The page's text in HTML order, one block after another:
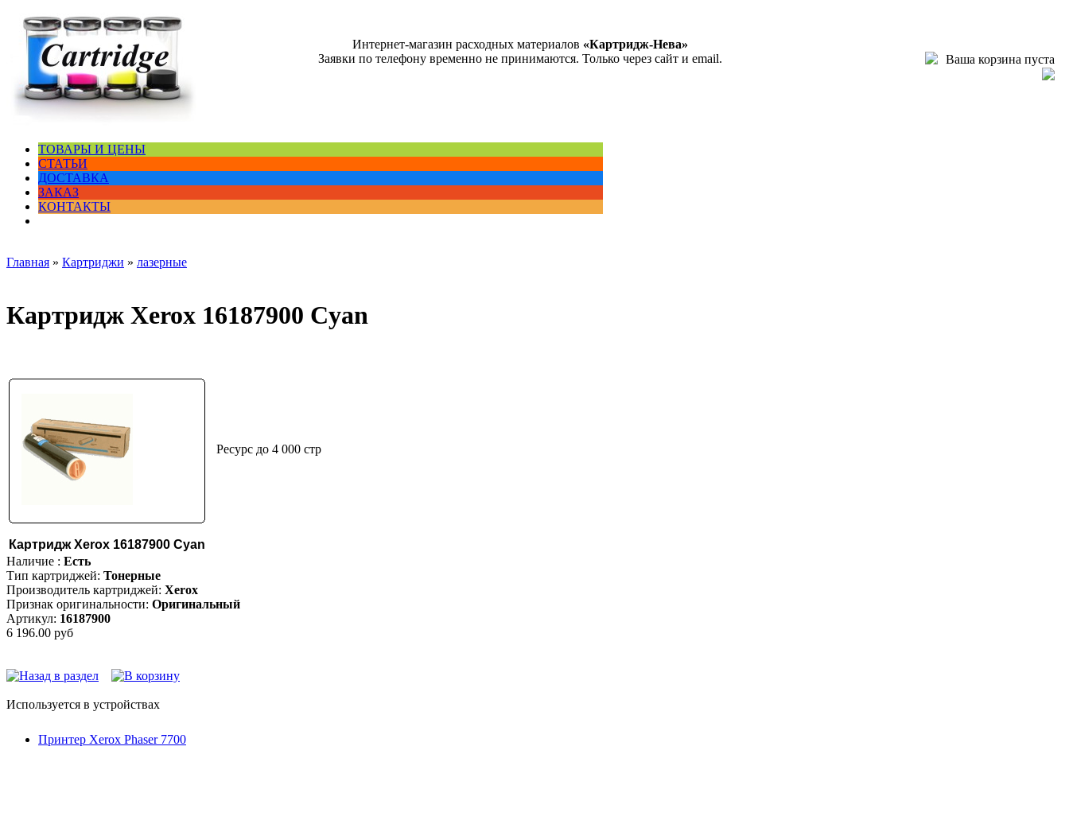
Интернет-магазин расходных материалов «Картридж-Нева»
Заявки по телефону временно не принимаются. Только через сайт и email.
Ваша корзина пуста
ТОВАРЫ И ЦЕНЫ
СТАТЬИ
ДОСТАВКА
ЗАКАЗ
КОНТАКТЫ
Главная » Картриджи » лазерные
Картридж Xerox 16187900 Cyan
Картридж Xerox 16187900 Cyan
Ресурс до 4 000 стр
Наличие : Есть
Тип картриджей: Тонерные
Производитель картриджей: Xerox
Признак оригинальности: Оригинальный
Артикул: 16187900
6 196.00 руб
Используется в устройствах
Принтер Xerox Phaser 7700